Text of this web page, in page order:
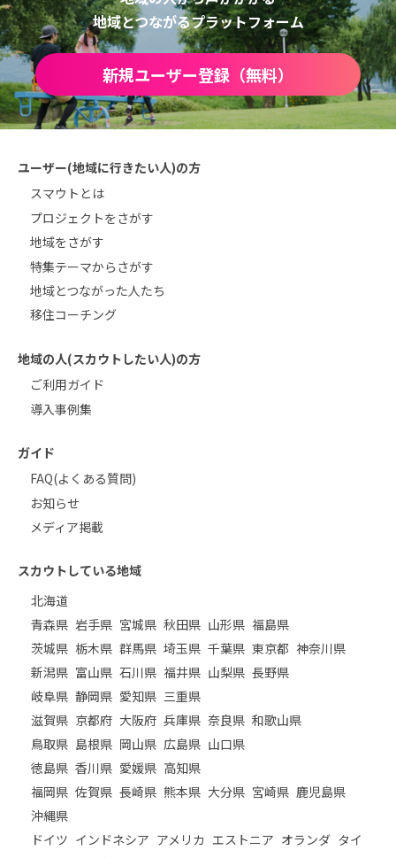
地域とつながるプラットフォーム
新規ユーザー登録（無料）
ユーザー(地域に行きたい人)の方
スマウトとは
プロジェクトをさがす
地域をさがす
特集テーマからさがす
地域とつながった人たち
移住コーチング
地域の人(スカウトしたい人)の方
ご利用ガイド
導入事例集
ガイド
FAQ(よくある質問)
お知らせ
メディア掲載
スカウトしている地域
北海道
青森県 岩手県 宮城県 秋田県 山形県 福島県
茨城県 栃木県 群馬県 埼玉県 千葉県 東京都 神奈川県
新潟県 富山県 石川県 福井県 山梨県 長野県
岐阜県 静岡県 愛知県 三重県
滋賀県 京都府 大阪府 兵庫県 奈良県 和歌山県
鳥取県 島根県 岡山県 広島県 山口県
徳島県 香川県 愛媛県 高知県
福岡県 佐賀県 長崎県 熊本県 大分県 宮崎県 鹿児島県
沖縄県
ドイツ インドネシア アメリカ エストニア オランダ タイ